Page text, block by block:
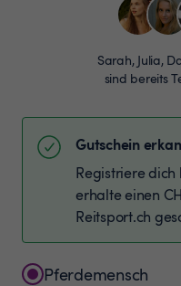
Sarah, Julia,
sind bereits
Gutschein
Registriere dich
erhalte einen
Reitsport.ch
Pferdemensch